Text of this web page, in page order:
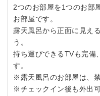
2つのお部屋を1つのお部
お部屋です。
露天風呂から正面に見え
う。
持ち運びできるTVも完備
す。
※露天風呂のお部屋は、
※チェックイン後も外出